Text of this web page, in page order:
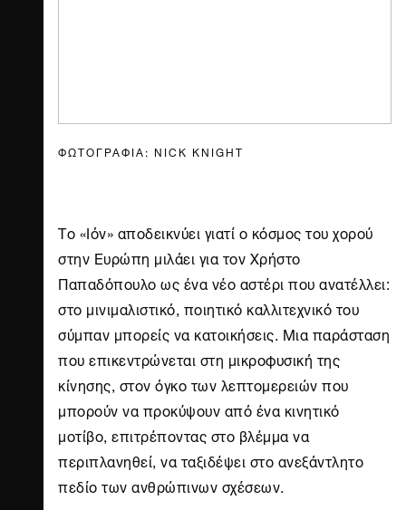
ΦΩΤΟΓΡΑΦΙΑ: NICK KNIGHT
Το «Iόν» αποδεικνύει γιατί ο κόσμος του χορού
στην Ευρώπη μιλάει για τον Χρήστο
Παπαδόπουλο ως ένα νέο αστέρι που ανατέλλει:
στο μινιμαλιστικό, ποιητικό καλλιτεχνικό του
σύμπαν μπορείς να κατοικήσεις. Μια παράσταση
που επικεντρώνεται στη μικροφυσική της
κίνησης, στον όγκο των λεπτομερειών που
μπορούν να προκύψουν από ένα κινητικό
μοτίβο, επιτρέποντας στο βλέμμα να
περιπλανηθεί, να ταξιδέψει στο ανεξάντλητο
πεδίο των ανθρώπινων σχέσεων.